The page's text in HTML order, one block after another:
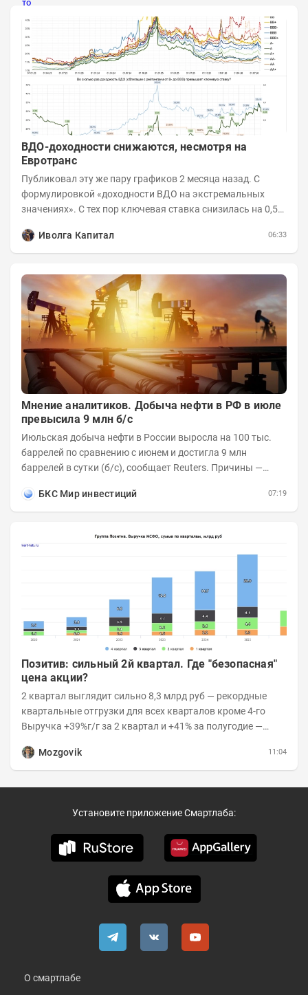
ВДО-доходности снижаются, несмотря на
Евротранс
Публиковал эту же пару графиков 2 месяца назад. С
формулировкой «доходности ВДО на экстремальных
значениях». С тех пор ключевая ставка снизилась на 0,5
Иволга Капитал
06:33
Мнение аналитиков. Добыча нефти в РФ в июле
превысила 9 млн б/с
Июльская добыча нефти в России выросла на 100 тыс.
баррелей по сравнению с июнем и достигла 9 млн
баррелей в сутки (б/с), сообщает Reuters. Причины —
БКС Мир инвестиций
07:19
Позитив: сильный 2й квартал. Где "безопасная"
цена акции?
2 квартал выглядит сильно 8,3 млрд руб — рекордные
квартальные отгрузки для всех кварталов кроме 4-го
Выручка +39%г/г за 2 квартал и +41% за полугодие —
Mozgovik
11:04
Установите приложение Смартлаба:
О смартлабе